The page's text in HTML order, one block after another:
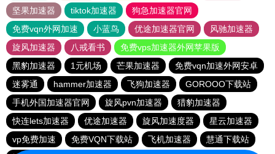
坚果加速器
tiktok加速器
狗急加速器官网
免费vqn外网加速
小蓝鸟 优途加速器官网
风驰加速器
旋风加速器
八戒看书
免费vps加速器外网苹果版
黑豹加速器
1元机场 芒果加速器
免费vqn加速外网安卓
迷雾通
hammer加速器 飞狗加速器
GOROOO下载站
手机外国加速器官网
旋风pvn加速器
猎豹加速器
快连lets加速器
优途加速器 旋风加速度器
星云加速器
vp免费加速
免费VQN下载站 飞机加速器
慧通下载站